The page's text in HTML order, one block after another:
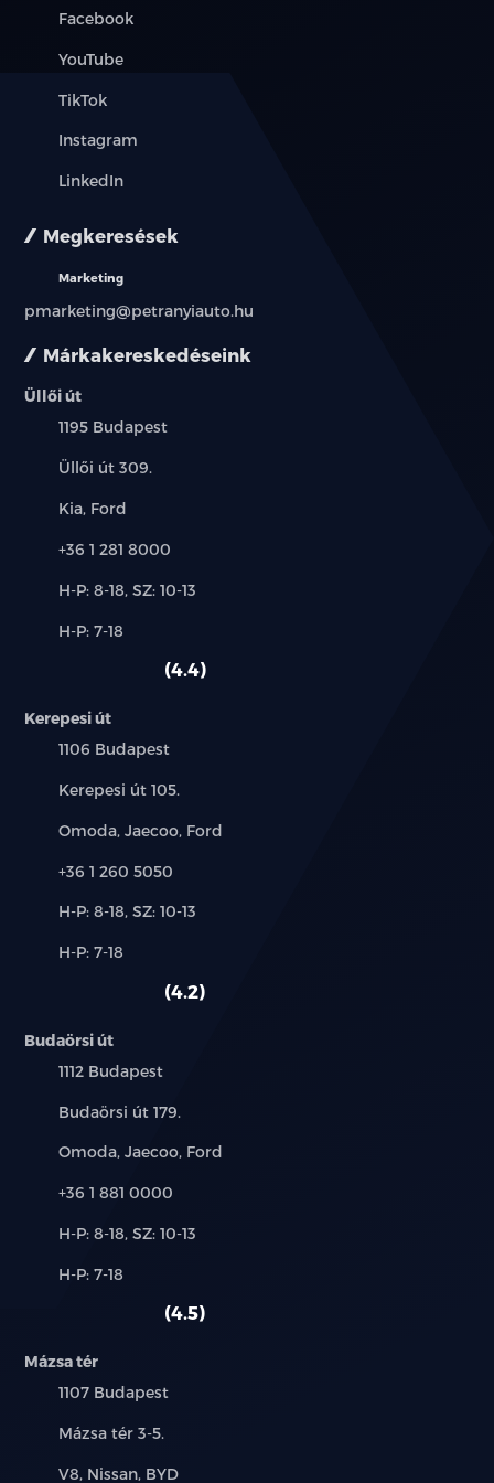
Márkakereskedéseink
Üllői út
Település:
1195 Budapest
Cím:
Üllői út 309.
Márkák:
Kia, Ford
Telefon:
+36 1 281 8000
Új-
használt
H-P: 8-18, SZ: 10-13
Alkatrész,
H-P: 7-18
4.4
Kerepesi út
Település:
1106 Budapest
Cím:
Kerepesi út 105.
Márkák:
Omoda, Jaecoo, Ford
Telefon:
+36 1 260 5050
Új-
használt
H-P: 8-18, SZ: 10-13
Alkatrész,
H-P: 7-18
4.2
Budaörsi út
Település:
1112 Budapest
Cím:
Budaörsi út 179.
Márkák:
Omoda, Jaecoo, Ford
Telefon:
+36 1 881 0000
Új-
használt
H-P: 8-18, SZ: 10-13
Alkatrész,
H-P: 7-18
4.5
Mázsa tér
Település:
1107 Budapest
Cím:
Mázsa tér 3-5.
Márkák:
V8, Nissan, BYD
Facebook
YouTube
TikTok
Instagram
LinkedIn
Megkeresések
Marketing
pmarketing@petranyiauto.hu